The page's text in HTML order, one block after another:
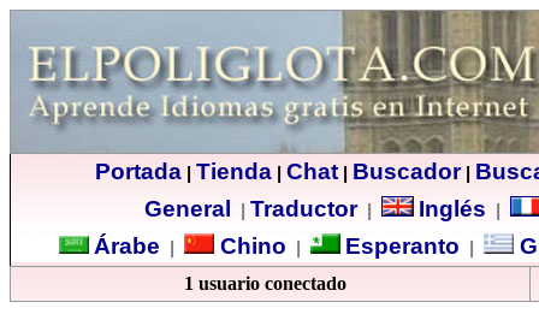
Portada| Tienda| Chat| Buscador|
General
Traductor| Inglés
Árabe Chino Esperanto
1 usuario conectado